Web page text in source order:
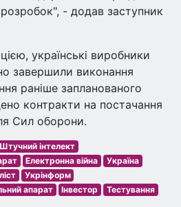
- додав заступник
українські виробники
завершили виконання
раніше запланованого
контракти на постачання
Сил оборони.
Штучний інтелект
Електронна війна
Україна
Укрінформ
апарат
Інвестор Тестування